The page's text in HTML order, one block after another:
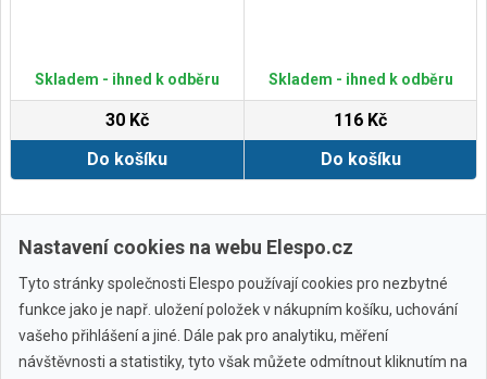
Skladem - ihned k odběru
30 Kč
Do košíku
Skladem - ihned k odběru
116 Kč
Do košíku
Zobrazit další
Nastavení cookies na webu Elespo.cz
Tyto stránky společnosti Elespo používají cookies pro nezbytné
funkce jako je např. uložení položek v nákupním košíku, uchování
vašeho přihlášení a jiné. Dále pak pro analytiku, měření
návštěvnosti a statistiky, tyto však můžete odmítnout kliknutím na